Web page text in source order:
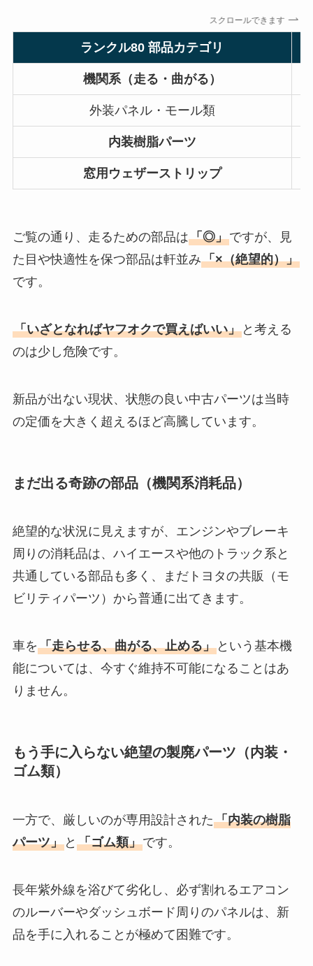
スクロールできます
ランクル80 部品カテゴリ
機関系（走る・曲がる）
外装パネル・モール類
内装樹脂パーツ
窓用ウェザーストリップ
ご覧の通り、走るための部品は「◎」ですが、見
た目や快適性を保つ部品は軒並み「×（絶望的）」
です。
「いざとなればヤフオクで買えばいい」と考える
のは少し危険です。
新品が出ない現状、状態の良い中古パーツは当時
の定価を大きく超えるほど高騰しています。
まだ出る奇跡の部品（機関系消耗品）
絶望的な状況に見えますが、エンジンやブレーキ
周りの消耗品は、ハイエースや他のトラック系と
共通している部品も多く、まだトヨタの共販（モ
ビリティパーツ）から普通に出てきます。
車を「走らせる、曲がる、止める」という基本機
能については、今すぐ維持不可能になることはあ
りません。
もう手に入らない絶望の製廃パーツ（内装・
ゴム類）
一方で、厳しいのが専用設計された「内装の樹脂
パーツ」と 「ゴム類」です。
長年紫外線を浴びて劣化し、必ず割れるエアコン
のルーバーやダッシュボード周りのパネルは、新
品を手に入れることが極めて困難です。